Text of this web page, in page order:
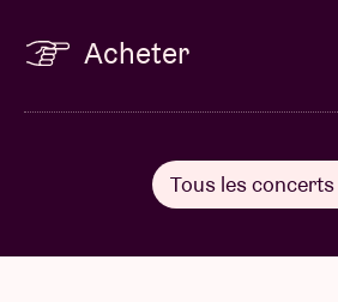
Acheter
Tous les concerts